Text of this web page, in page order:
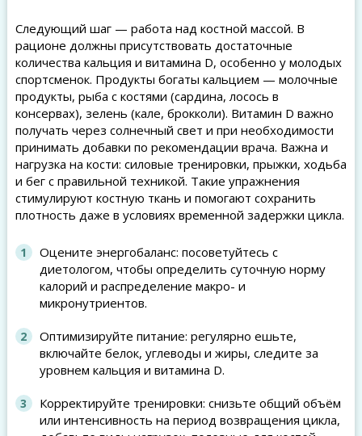
Следующий шаг — работа над костной массой. В
рационе должны присутствовать достаточные
количества кальция и витамина D, особенно у молодых
спортсменок. Продукты богаты кальцием — молочные
продукты, рыба с костями (сардина, лосось в
консервах), зелень (кале, брокколи). Витамин D важно
получать через солнечный свет и при необходимости
принимать добавки по рекомендации врача. Важна и
нагрузка на кости: силовые тренировки, прыжки, ходьба
и бег с правильной техникой. Такие упражнения
стимулируют костную ткань и помогают сохранить
плотность даже в условиях временной задержки цикла.
Оцените энергобаланс: посоветуйтесь с
диетологом, чтобы определить суточную норму
калорий и распределение макро- и
микронутриентов.
Оптимизируйте питание: регулярно ешьте,
включайте белок, углеводы и жиры, следите за
уровнем кальция и витамина D.
Корректируйте тренировки: снизьте общий объём
или интенсивность на период возвращения цикла,